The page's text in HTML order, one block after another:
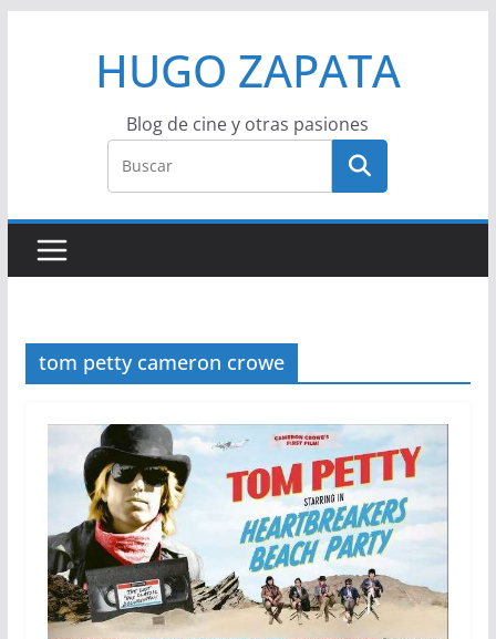
HUGO ZAPATA
Blog de cine y otras pasiones
tom petty cameron crowe